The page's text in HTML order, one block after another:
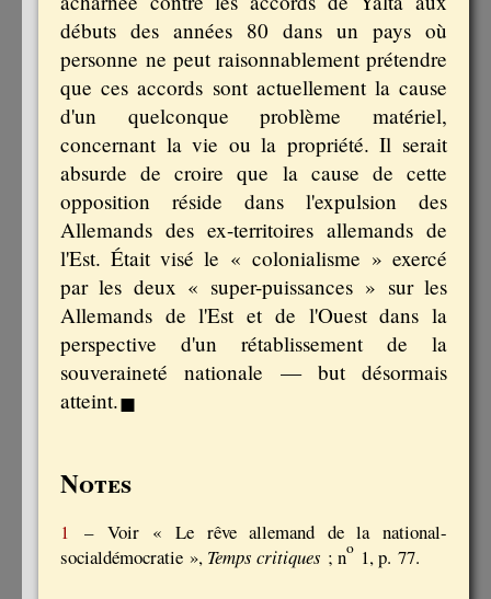
débuts des années 80 dans un pays où
personne ne peut raisonnablement prétendre
que ces accords sont actuellement la cause
d'un quelconque problème matériel,
concernant la vie ou la propriété. Il serait
absurde de croire que la cause de cette
opposition réside dans l'expulsion des
Allemands des ex-territoires allemands de
l'Est. Était visé le « colonialisme » exercé
par les deux « super-puissances » sur les
Allemands de l'Est et de l'Ouest dans la
perspective d'un rétablissement de la
souveraineté nationale — but désormais
atteint.▪
Notes
1 – Voir « Le rêve allemand de la national-
socialdémocratie », Temps critiques ; no 1, p. 77.